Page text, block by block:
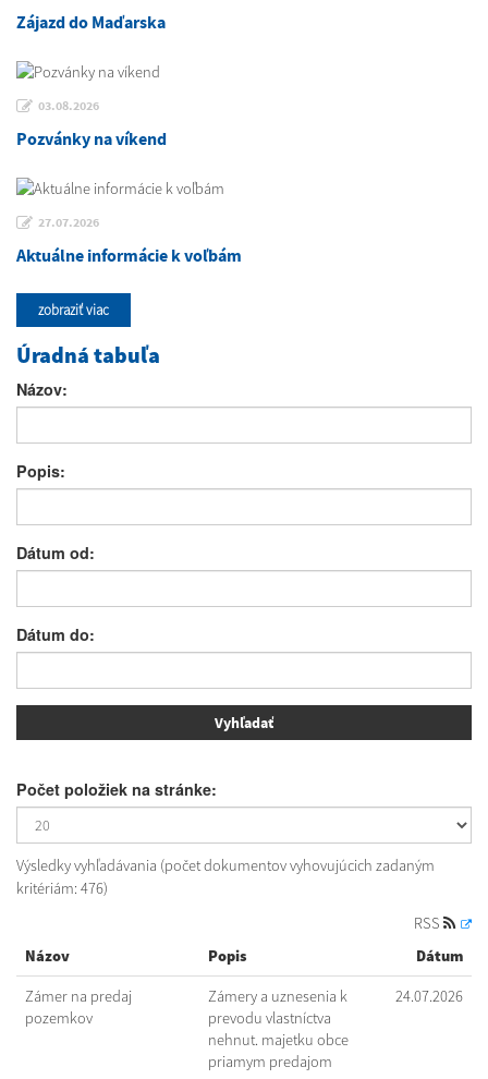
Zájazd do Maďarska
03.08.2026
Pozvánky na víkend
27.07.2026
Aktuálne informácie k voľbám
zobraziť viac
Úradná tabuľa
Názov:
Popis:
Dátum od:
Dátum do:
Počet položiek na stránke:
Výsledky vyhľadávania (počet dokumentov vyhovujúcich zadaným
kritériám: 476)
RSS
Názov
Popis Dátum
Zámer na predaj
pozemkov
Zámery a uznesenia k
prevodu vlastníctva
nehnut. majetku obce
priamym predajom
24.07.2026